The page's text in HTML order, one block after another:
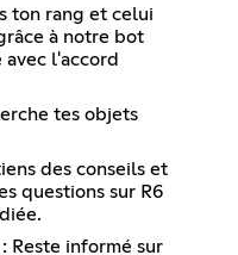
ton rang et celui
à notre bot
l'accord
tes objets
des conseils et
questions sur R6
Reste informé sur